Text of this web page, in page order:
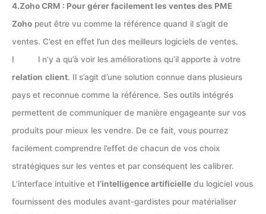
4.Zoho CRM : Pour gérer facilement les ventes des PME
Zoho peut être vu comme la référence quand il s’agit de
ventes. C’est en effet l’un des meilleurs logiciels de ventes.
I l n’y a qu’à voir les améliorations qu’il apporte à votre
relation client. Il s’agit d’une solution connue dans plusieurs
pays et reconnue comme la référence. Ses outils intégrés
permettent de communiquer de manière engageante sur vos
produits pour mieux les vendre. De ce fait, vous pourrez
facilement comprendre l’effet de chacun de vos choix
stratégiques sur les ventes et par conséquent les calibrer.
L’interface intuitive et l’intelligence artificielle du logiciel vous
fournissent des modules avant-gardistes pour matérialiser